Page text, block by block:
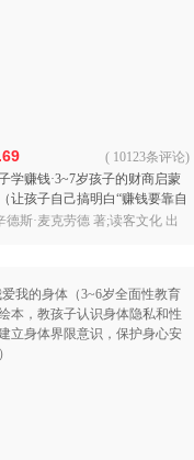
学赚钱·3~7岁孩子的财商启蒙
让孩子自己搞明白“赚钱要靠自
力！”3岁对钱有概念，7岁会管
( 10123条评论)
德斯·麦克劳德 著;读客文化 出